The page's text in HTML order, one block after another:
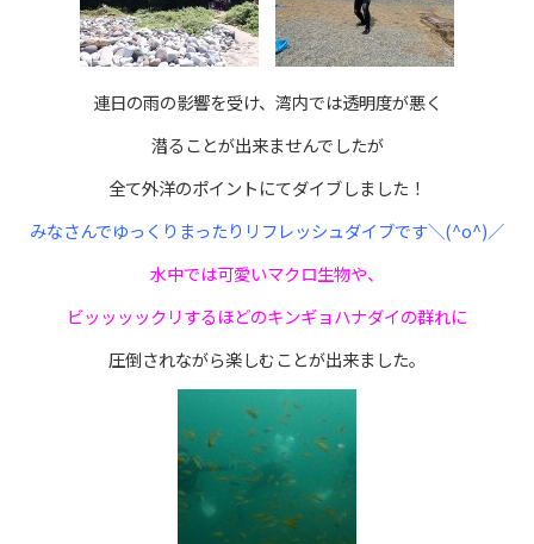
連日の雨の影響を受け、湾内では透明度が悪く
潜ることが出来ませんでしたが
全て外洋のポイントにてダイブしました！
みなさんでゆっくりまったりリフレッシュダイブです＼(^o^)／
水中では可愛いマクロ生物や、
ビッッッックリするほどのキンギョハナダイの群れに
圧倒されながら楽しむことが出来ました。